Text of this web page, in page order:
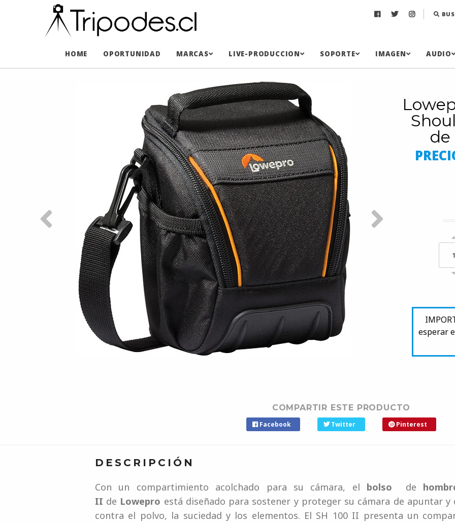
HOME OPORTUNIDAD MARCAS LIVE-PRODUCCION SOPORTE IMAGEN AUDIO
de
esperar
COMPARTIR ESTE PRODUCTO
Facebook Twitter Pinterest
DESCRIPCIÓN
Con un compartimiento acolchado para su cámara, el bolso de
II de Lowepro está diseñado para sostener y proteger su cámara de apuntar
contra el polvo, la suciedad y los elementos. El SH 100 II presenta un